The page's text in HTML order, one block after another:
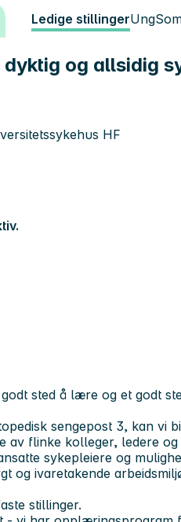
Ledige stillingerUng
og allsidig
HF
sted å lære og et godt
sengepost 3, kan vi
av flinke kolleger, ledere
sykepleiere og
og ivaretakende
stillinger.